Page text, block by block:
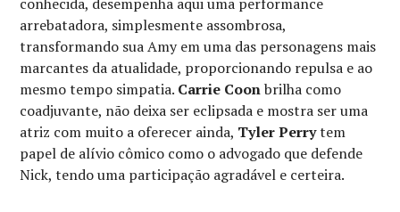
arrebatadora, simplesmente assombrosa,
transformando sua Amy em uma das personagens mais
marcantes da atualidade, proporcionando repulsa e ao
mesmo tempo simpatia. Carrie Coonbrilha como
coadjuvante, não deixa ser eclipsada e mostra ser uma
atriz com muito a oferecer ainda, Tyler Perrytem
papel de alívio cômico como o advogado que defende
Nick, tendo uma participação agradável e certeira.